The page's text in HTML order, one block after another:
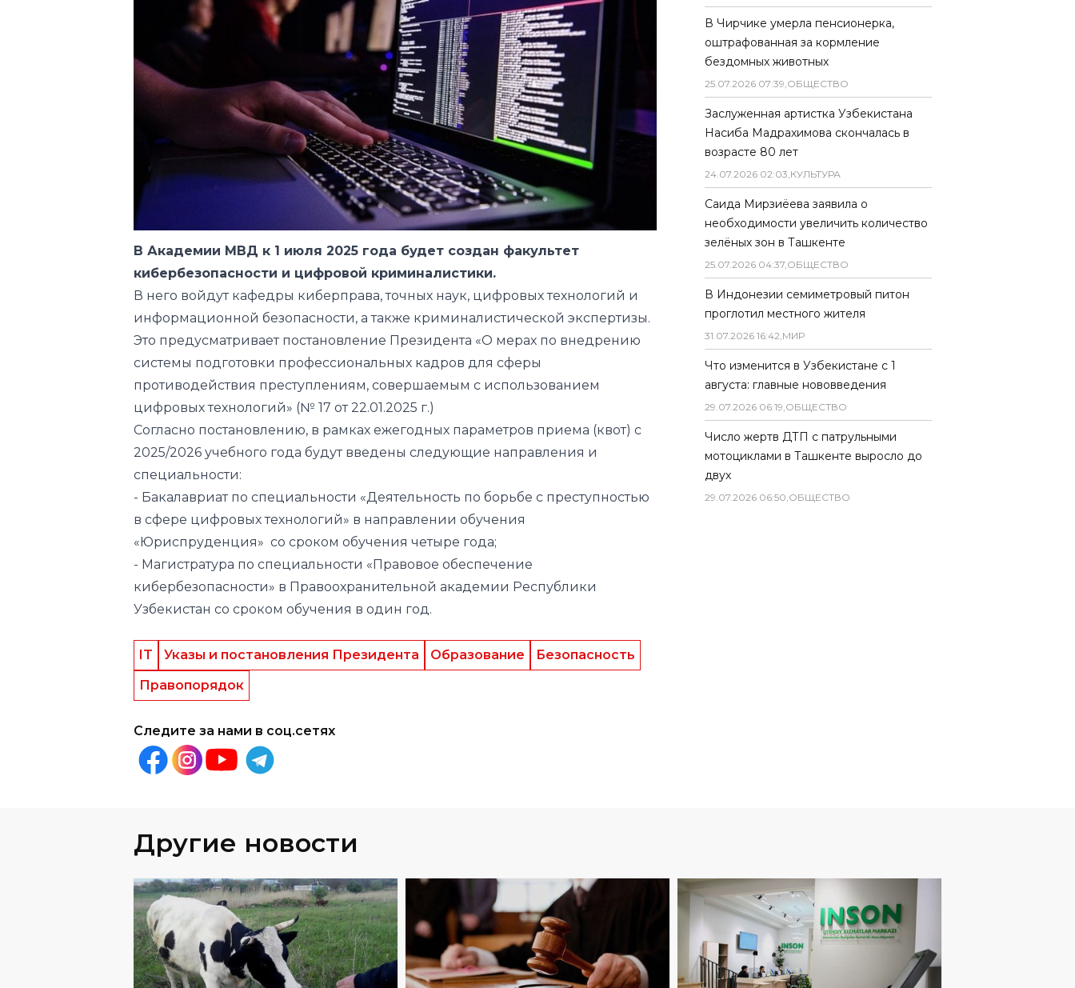
В Академии МВД к 1 июля 2025 года будет создан факультет
кибербезопасности и цифровой криминалистики.
В него войдут кафедры киберправа, точных наук, цифровых технологий и
информационной безопасности, а также криминалистической экспертизы.
Это предусматривает постановление Президента «О мерах по внедрению
системы подготовки профессиональных кадров для сферы
противодействия преступлениям, совершаемым с использованием
цифровых технологий» (№ 17 от 22.01.2025 г.)
Согласно постановлению, в рамках ежегодных параметров приема (квот) с
2025/2026 учебного года будут введены следующие направления и
специальности:
- Бакалавриат по специальности «Деятельность по борьбе с преступностью
в сфере цифровых технологий» в направлении обучения
«Юриспруденция» со сроком обучения четыре года;
- Магистратура по специальности «Правовое обеспечение
кибербезопасности» в Правоохранительной академии Республики
Узбекистан со сроком обучения в один год.
IT Указы и постановления Президента Образование
Безопасность
Правопорядок
Следите за нами в соц.сетях
В Чирчике умерла пенсионерка,
оштрафованная за кормление
бездомных животных
25.07.2026 07:39,ОБЩЕСТВО
Заслуженная артистка Узбекистана
Насиба Мадрахимова скончалась в
возрасте 80 лет
24.07.2026 02:03,КУЛЬТУРА
Саида Мирзиёева заявила о
необходимости увеличить количество
зелёных зон в Ташкенте
25.07.2026 04:37,ОБЩЕСТВО
В Индонезии семиметровый питон
проглотил местного жителя
31.07.2026 16:42,МИР
Что изменится в Узбекистане с 1
августа: главные нововведения
29.07.2026 06:19,ОБЩЕСТВО
Число жертв ДТП с патрульными
мотоциклами в Ташкенте выросло до
двух
29.07.2026 06:50,ОБЩЕСТВО
Другие новости